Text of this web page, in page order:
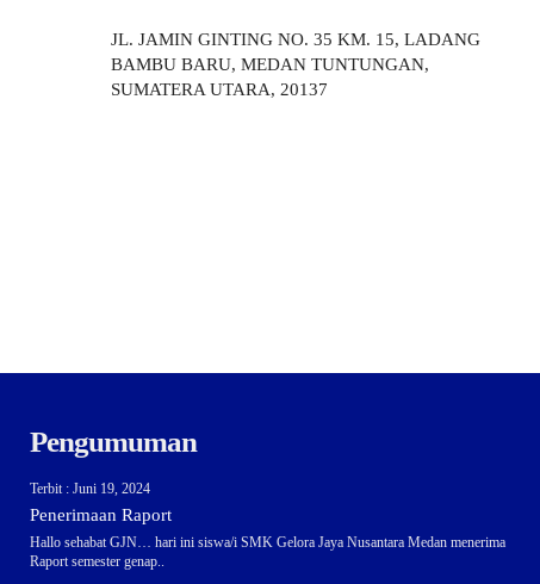
JL. JAMIN GINTING NO. 35 KM. 15, LADANG
BAMBU BARU, MEDAN TUNTUNGAN,
SUMATERA UTARA, 20137
Pengumuman
Terbit : Juni 19, 2024
Penerimaan Raport
Hallo sehabat GJN… hari ini siswa/i SMK Gelora Jaya Nusantara Medan menerima
Raport semester genap..